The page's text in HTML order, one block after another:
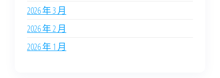
2026 年 3 月
2026 年 2 月
2026 年 1 月